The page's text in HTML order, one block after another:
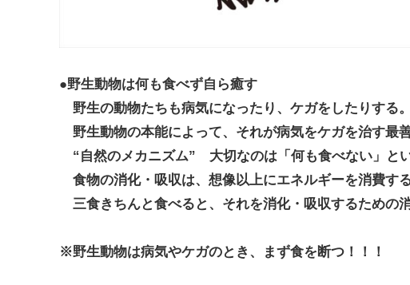
●野生動物は何も食べず自ら癒す
野生の動物たちも病気になったり、ケガをしたりする
野生動物の本能によって、それが病気をケガを治す最
“自然のメカニズム” 大切なのは「何も食べない」と
食物の消化・吸収は、想像以上にエネルギーを消費する
三食きちんと食べると、それを消化・吸収するための
※野生動物は病気やケガのとき、まず食を断つ！！！